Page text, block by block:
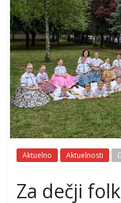
Aktuelno Aktuelnosti
Za dečji